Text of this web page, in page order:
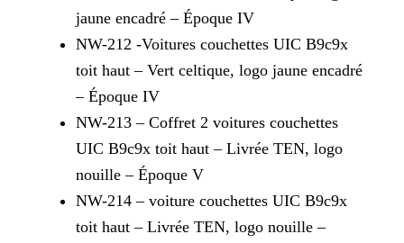
jaune encadré – Époque IV
NW-212 -Voitures couchettes UIC B9c9x
toit haut – Vert celtique, logo jaune encadré
– Époque IV
NW-213 – Coffret 2 voitures couchettes
UIC B9c9x toit haut – Livrée TEN, logo
nouille – Époque V
NW-214 – voiture couchettes UIC B9c9x
toit haut – Livrée TEN, logo nouille –